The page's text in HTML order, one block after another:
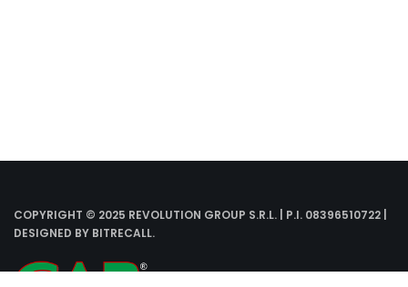
COPYRIGHT © 2025 REVOLUTION GROUP S.R.L. | P.I. 08396510722 |
DESIGNED BY BITRECALL.